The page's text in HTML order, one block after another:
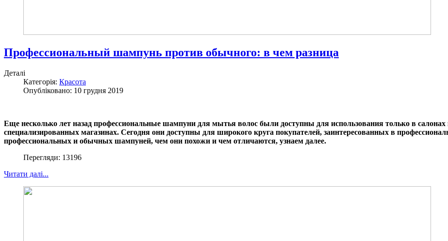
Профессиональный шампунь против обычного: в чем разница
Деталі
Категорія: Красота
Опубліковано: 10 грудня 2019
Еще несколько лет назад профессиональные шампуни для мытья волос были доступны для использования только в
специализированных магазинах. Сегодня они доступны для широкого круга покупателей, заинтересованных в
профессиональных и обычных шампуней, чем они похожи и чем отличаются, узнаем далее.
Перегляди: 13196
Читати далі...